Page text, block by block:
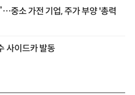
중소 가전 기업, 주가 부양 '총력
사이드카 발동